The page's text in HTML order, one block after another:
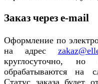
Заказ через e-mail
Оформление по
на адрес
круглосуточно,
обрабатываются на
Статус заказа будет